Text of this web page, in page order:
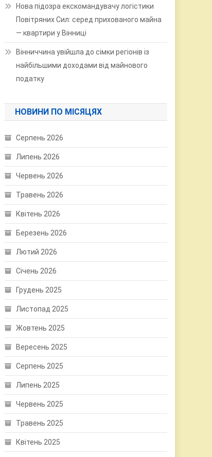
Нова підозра екскомандувачу логістики
Повітряних Сил: серед прихованого майна
— квартири у Вінниці
Вінниччина увійшла до сімки регіонів із
найбільшими доходами від майнового
податку
НОВИНИ ПО МІСЯЦЯХ
Серпень 2026
Липень 2026
Червень 2026
Травень 2026
Квітень 2026
Березень 2026
Лютий 2026
Січень 2026
Грудень 2025
Листопад 2025
Жовтень 2025
Вересень 2025
Серпень 2025
Липень 2025
Червень 2025
Травень 2025
Квітень 2025